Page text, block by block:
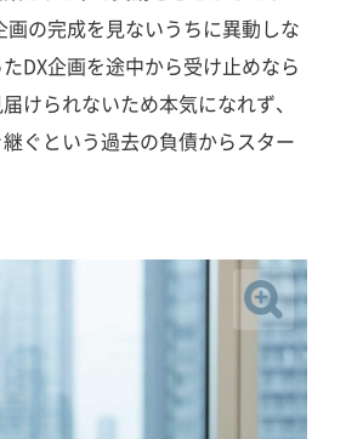
の完成を見ないうちに異動しな
DX企画を途中から受け止めなら
けられないため本気になれず、
ぐという過去の負債からスター